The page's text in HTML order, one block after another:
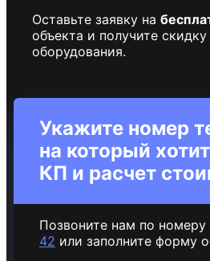
Оставьте заявку на
объекта и получите
оборудования.
Укажите номер
на который
КП и расчет
Позвоните нам по номеру
42 или заполните форму